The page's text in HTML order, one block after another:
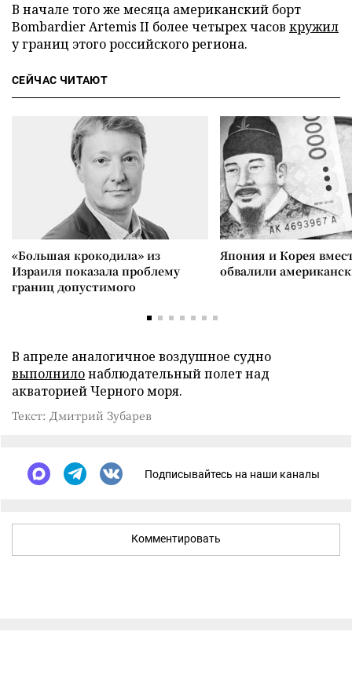
В начале того же месяца американский борт
Bombardier Artemis II более четырех часов кружил
у границ этого российского региона.
СЕЙЧАС ЧИТАЮТ
«Большая крокодила» из
Израиля показала проблему
границ допустимого
Япония и Корея
обвалили
В апреле аналогичное воздушное судно
выполнилонаблюдательный полет над
акваторией Черного моря.
Текст: Дмитрий Зубарев
Подписывайтесь на наши каналы
Комментировать